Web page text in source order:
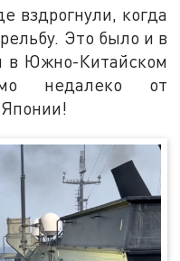
вздрогнули, когда
Это было и в
в Южно-Китайском
недалеко от